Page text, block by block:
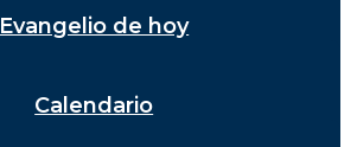
Evangelio de hoy
Calendario